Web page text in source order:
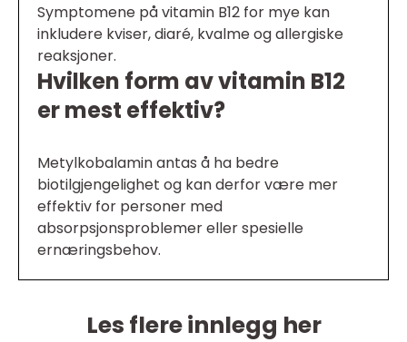
Symptomene på vitamin B12 for mye kan
inkludere kviser, diaré, kvalme og allergiske
reaksjoner.
Hvilken form av vitamin B12
er mest effektiv?
Metylkobalamin antas å ha bedre
biotilgjengelighet og kan derfor være mer
effektiv for personer med
absorpsjonsproblemer eller spesielle
ernæringsbehov.
Les flere innlegg her